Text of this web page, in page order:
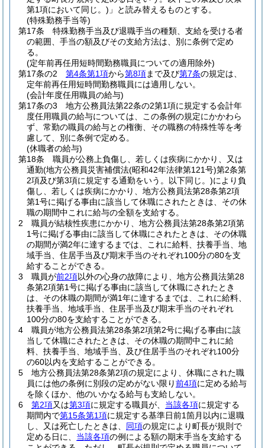
第1項において同じ。) 」と読み替えるものとする。
(特殊勤務手当等)
第17条
特殊勤務手当及び退職手当の種類、支給を受ける者
の範囲、手当の額及びその支給方法は、別に条例で定め
る。
(定年前再任用短時間勤務職員についての適用除外)
第17条の2
第4条第1項から第8項まで及び第7条の規定は、
定年前再任用短時間勤務職員には適用しない。
(会計年度任用職員の給与)
第17条の3
地方公務員法第22条の2第1項に規定する会計年
度任用職員の給与については、この条例の規定にかかわら
ず、常勤の職員の給与との権衡、その職務の特殊性等を考
慮して、別に条例で定める。
(休職者の給与)
第18条
職員が公務上負傷し、若しくは疾病にかかり、又は
通勤(地方公務員災害補償法(昭和42年法律第121号)第2条第
2項及び第3項に規定する通勤をいう。以下同じ。)により負
傷し、若しくは疾病にかかり、地方公務員法第28条第2項
第1号に掲げる事由に該当して休職にされたときは、その休
職の期間中これに給与の全額を支給する。
2
職員が結核性疾患にかかり、地方公務員法第28条第2項第
1号に掲げる事由に該当して休職にされたときは、その休職
の期間が満2年に達するまでは、これに給料、扶養手当、地
域手当、住居手当及び期末手当のそれぞれ100分の80を支
給することができる。
3
職員が前2項以外の心身の故障により、地方公務員法第28
条第2項第1号に掲げる事由に該当して休職にされたとき
は、その休職の期間が満1年に達するまでは、これに給料、
扶養手当、地域手当、住居手当及び期末手当のそれぞれ
100分の80を支給することができる。
4
職員が地方公務員法第28条第2項第2号に掲げる事由に該
当して休職にされたときは、その休職の期間中これに給
料、扶養手当、地域手当、及び住居手当のそれぞれ100分
の60以内を支給することができる。
5
地方公務員法第28条第2項の規定により、休職にされた職
員には他の条例に別段の定めがない限り前4項に定める給与
を除くほか、他のいかなる給与も支給しない。
6
第2項又は第3項に規定する職員が、 当該各項に規定する
期間内で第15条第1項に規定する基準日前1箇月以内に退職
し、又は死亡したときは、 同項の規定により町長が規則で
定める日に、 当該各項の例による額の期末手当を支給する